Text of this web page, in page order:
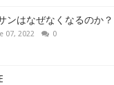
ンはなぜなくなるのか？
07, 2022 0